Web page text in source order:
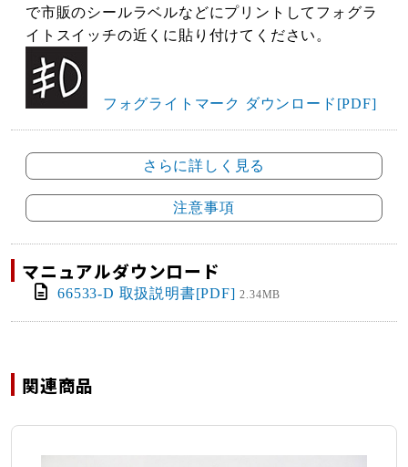
で市販のシールラベルなどにプリントしてフォグラ
イトスイッチの近くに貼り付けてください。
フォグライトマーク ダウンロード[PDF]
さらに詳しく見る
注意事項
マニュアルダウンロード
66533-D 取扱説明書[PDF] 2.34MB
関連商品